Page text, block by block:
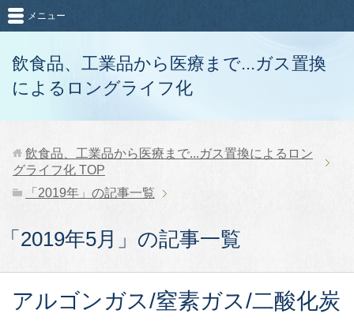
飲食品、工業品から医療まで...ガス置換
によるロングライフ化
メニュー
飲食品、工業品から医療まで...ガス置換によるロン
グライフ化 TOP
「2019年」の記事一覧
「2019年5月」の記事一覧
アルゴンガス/窒素ガス/二酸化炭